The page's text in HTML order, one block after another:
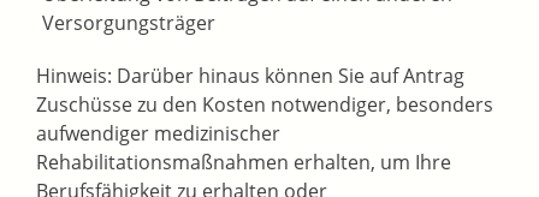
Versorgungsträger
Hinweis: Darüber hinaus können Sie auf Antrag
Zuschüsse zu den Kosten notwendiger, besonders
aufwendiger medizinischer
Rehabilitationsmaßnahmen erhalten, um Ihre
Berufsfähigkeit zu erhalten oder